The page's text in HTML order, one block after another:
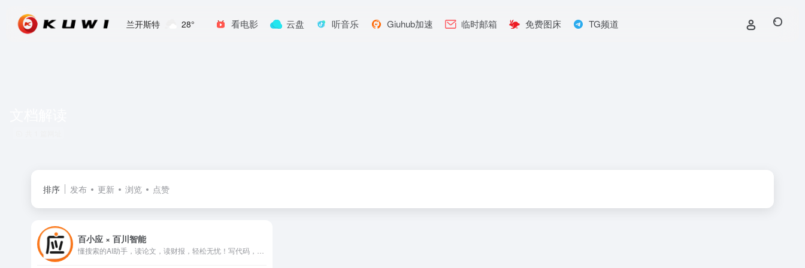
兰开斯特 28° 看电影 云盘 听音乐 Giuhub加速 临时邮箱 免费图床 TG频道
排序 发布 更新 浏览 点赞
百小应 × 百川智能